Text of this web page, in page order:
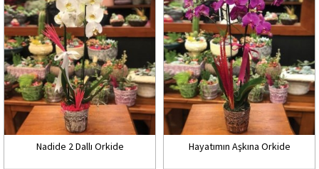
Nadide 2 Dallı Orkide Hayatımın Aşkına Orkide